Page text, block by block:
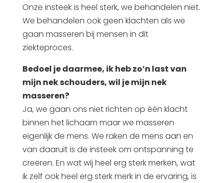
Onze insteek is heel sterk, we behandelen niet.
We behandelen ook geen klachten als we
gaan masseren bij mensen in dit
ziekteproces.
Bedoel je daarmee, ik heb zo’n last van
mijn nek schouders, wil je mijn nek
masseren?
Ja, we gaan ons niet richten op één klacht
binnen het lichaam maar we masseren
eigenlijk de mens. We raken de mens aan en
van daaruit is de insteek om ontspanning te
creëren. En wat wij heel erg sterk merken, wat
ik zelf ook heel erg sterk merk in de ervaring, is